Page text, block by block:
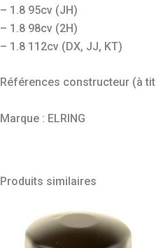
– 1.8 95cv (JH)
– 1.8 98cv (2H)
– 1.8 112cv (DX, JJ, KT)
Références constructeur (à
Marque : ELRING
Produits similaires